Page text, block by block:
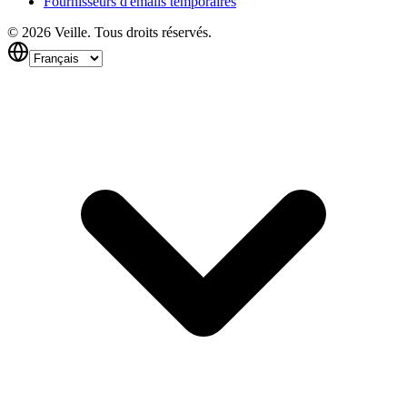
© 2026 Veille. Tous droits réservés.